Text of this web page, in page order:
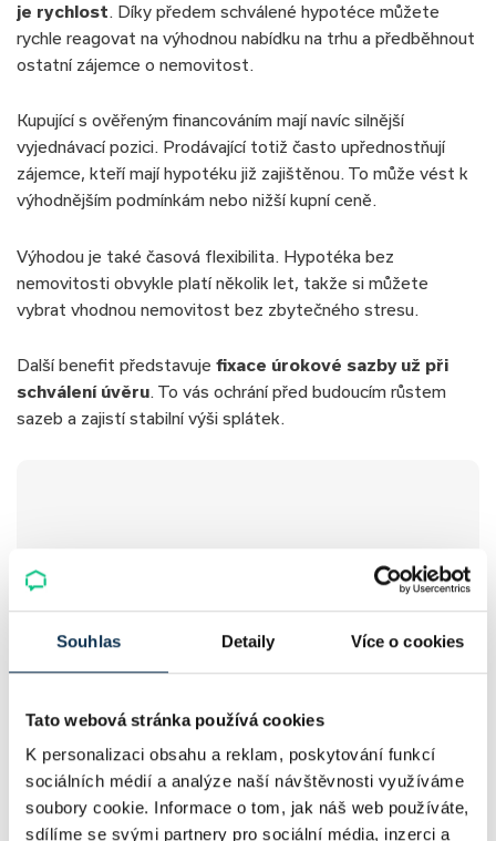
Souhlas Detaily Více o cookies
Tato webová stránka používá cookies
K personalizaci obsahu a reklam, poskytování funkcí
sociálních médií a analýze naší návštěvnosti využíváme
soubory cookie. Informace o tom, jak náš web používáte,
sdílíme se svými partnery pro sociální média, inzerci a
je rychlost. Díky předem schválené hypotéce můžete
rychle reagovat na výhodnou nabídku na trhu a předběhnout
ostatní zájemce o nemovitost.
Kupující s ověřeným financováním mají navíc silnější
vyjednávací pozici. Prodávající totiž často upřednostňují
zájemce, kteří mají hypotéku již zajištěnou. To může vést k
výhodnějším podmínkám nebo nižší kupní ceně.
Výhodou je také časová flexibilita. Hypotéka bez
nemovitosti obvykle platí několik let, takže si můžete
vybrat vhodnou nemovitost bez zbytečného stresu.
Další benefit představuje fixace úrokové sazby už při
schválení úvěru. To vás ochrání před budoucím růstem
sazeb a zajistí stabilní výši splátek.